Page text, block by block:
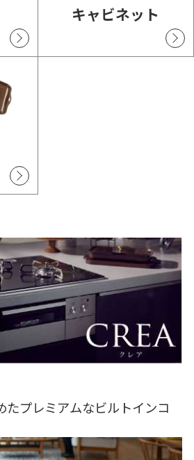
キャビネット
たプレミアムなビルトインコ